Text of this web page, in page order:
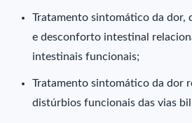
Tratamento sintomático da dor,
e desconforto intestinal
intestinais funcionais;
Tratamento sintomático da dor
distúrbios funcionais das vias